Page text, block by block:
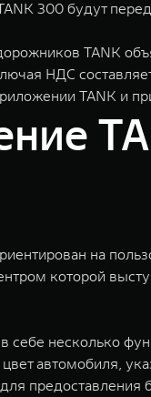
300 будут
TANK
НДС
TANK и
на
которой
себе несколько
автомобиля,